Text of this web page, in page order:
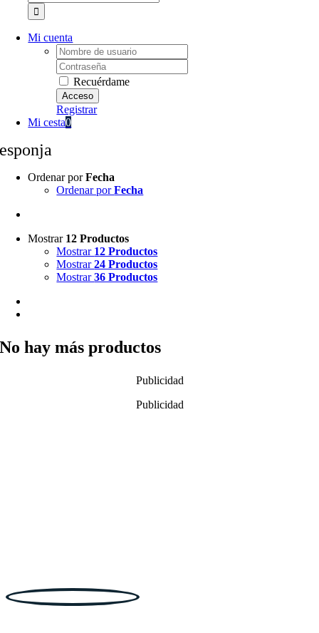
Mi cuenta
Username:
Password:
Recuérdame
Registrar
Mi cesta0
esponja
Ordenar porFecha
Ordenar porFecha
Mostrar 12 Productos
Mostrar 12 Productos
Mostrar24 Productos
Mostrar36 Productos
No hay más productos
Publicidad
Publicidad